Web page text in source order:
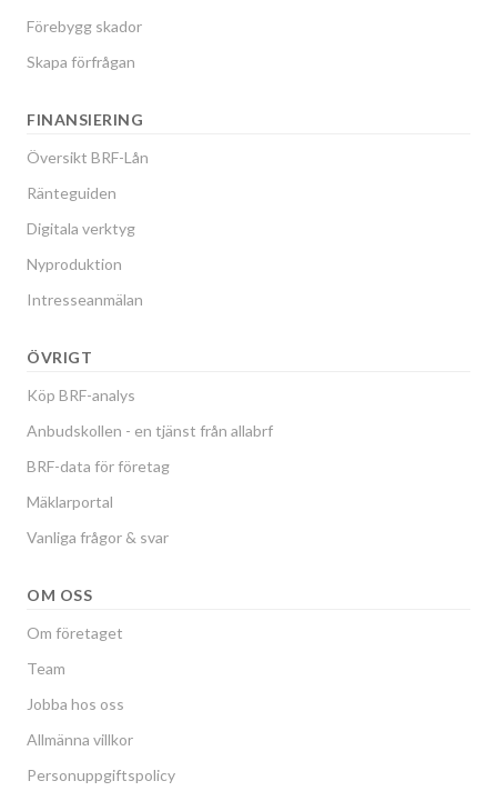
Förebygg skador
Skapa förfrågan
FINANSIERING
Översikt BRF-Lån
Ränteguiden
Digitala verktyg
Nyproduktion
Intresseanmälan
ÖVRIGT
Köp BRF-analys
Anbudskollen - en tjänst från allabrf
BRF-data för företag
Mäklarportal
Vanliga frågor & svar
OM OSS
Om företaget
Team
Jobba hos oss
Allmänna villkor
Personuppgiftspolicy